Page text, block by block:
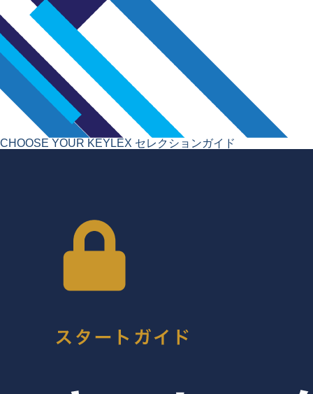
CHOOSE YOUR KEYLEX セレクションガイド